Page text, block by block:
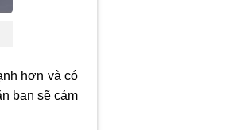
hơn và có
bạn sẽ cảm